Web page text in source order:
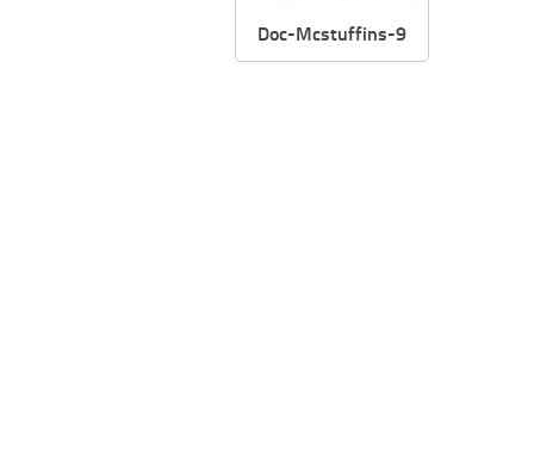
Doc-Mcstuffins-9